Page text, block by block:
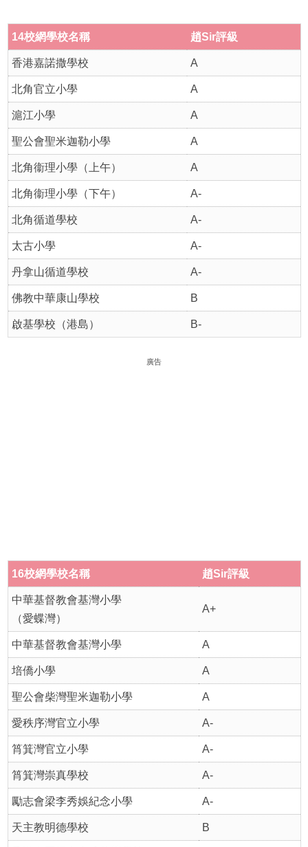
14校網學校名稱 趙Sir評級
香港嘉諾撒學校 A
北角官立小學 A
滬江小學 A
聖公會聖米迦勒小學 A
北角衞理小學（上午） A
北角衞理小學（下午） A-
北角循道學校 A-
太古小學 A-
丹拿山循道學校 A-
佛教中華康山學校 B
啟基學校（港島） B-
廣告
16校網學校名稱 趙Sir評級
中華基督教會基灣小學
（愛蝶灣）
A+
中華基督教會基灣小學 A
培僑小學 A
聖公會柴灣聖米迦勒小學 A
愛秩序灣官立小學 A-
筲箕灣官立小學 A-
筲箕灣崇真學校 A-
勵志會梁李秀娛紀念小學 A-
天主教明德學校 B